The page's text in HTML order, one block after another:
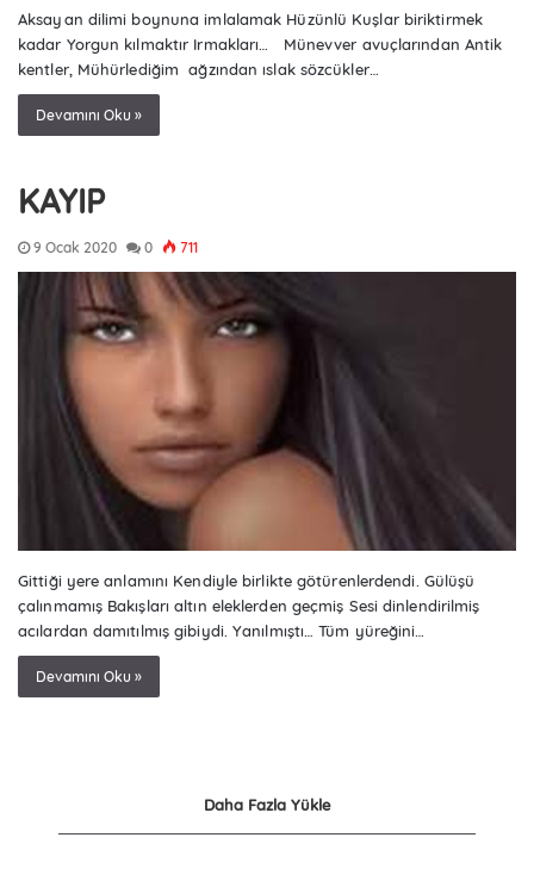
Aksayan dilimi boynuna imlalamak Hüzünlü Kuşlar biriktirmek
kadar Yorgun kılmaktır Irmakları… Münevver avuçlarından Antik
kentler, Mühürlediğim ağzından ıslak sözcükler…
Devamını Oku »
KAYIP
9 Ocak 2020 0 711
Gittiği yere anlamını Kendiyle birlikte götürenlerdendi. Gülüşü
çalınmamış Bakışları altın eleklerden geçmiş Sesi dinlendirilmiş
acılardan damıtılmış gibiydi. Yanılmıştı… Tüm yüreğini…
Devamını Oku »
Daha Fazla Yükle